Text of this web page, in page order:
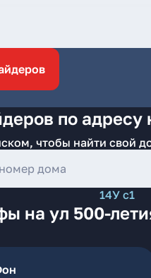
по адресу
чтобы найти свой
14У с1
на ул 500-